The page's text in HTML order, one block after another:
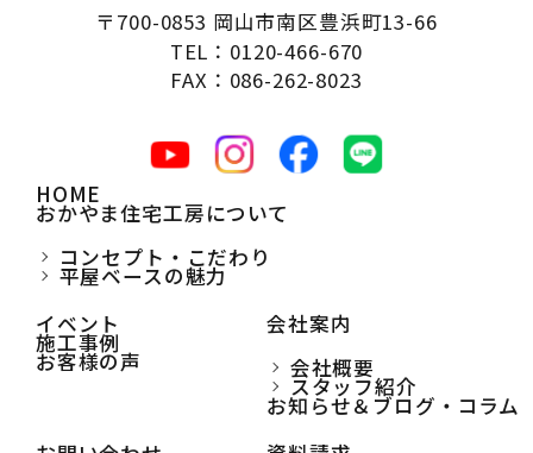
〒700-0853 岡山市南区豊浜町13-66
TEL：0120-466-670
FAX：086-262-8023
HOME
おかやま住宅工房について
コンセプト・こだわり
平屋ベースの魅力
イベント
施工事例
お客様の声
会社案内
会社概要
スタッフ紹介
お知らせ＆ブログ・コラム